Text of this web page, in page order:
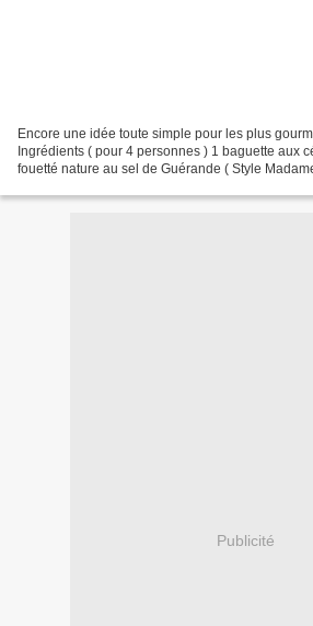
Encore une idée toute simple pour les plus
Ingrédients ( pour 4 personnes ) 1 baguette aux
fouetté nature au sel de Guérande ( Style
Publicité